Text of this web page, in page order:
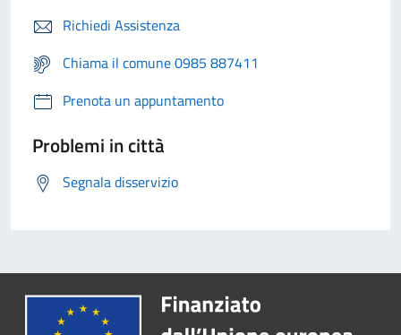
Richiedi Assistenza
Chiama il comune 0985 887411
Prenota un appuntamento
Problemi in città
Segnala disservizio